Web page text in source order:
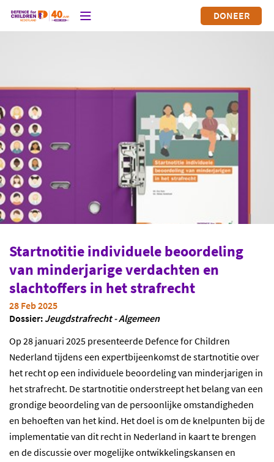
DONEER
Startnotitie individuele beoordeling
van minderjarige verdachten en
slachtoffers in het strafrecht
28 Feb 2025
Dossier: Jeugdstrafrecht - Algemeen
Op 28 januari 2025 presenteerde Defence for Children
Nederland tijdens een expertbijeenkomst de startnotitie over
het recht op een individuele beoordeling van minderjarigen in
het strafrecht. De startnotitieonderstreept het belang van een
grondige beoordelingvan de persoonlijke omstandigheden
en behoeften van het kind. Het doel is om de knelpunten bij de
implementatie van dit recht in Nederland in kaart te brengen
en dediscussie over mogelijke ontwikkelingskansen en